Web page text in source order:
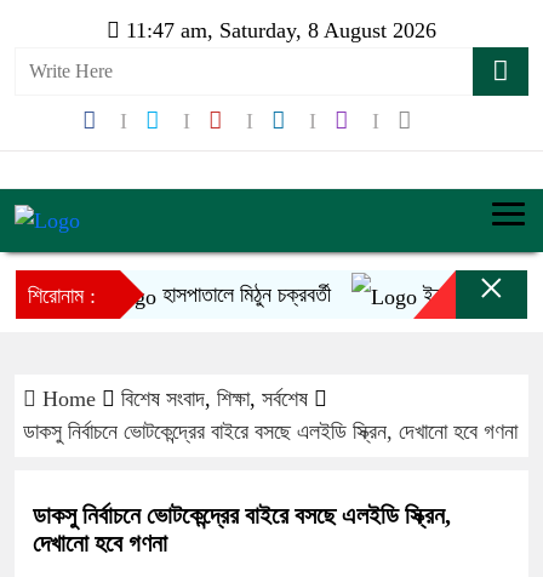
11:47 am, Saturday, 8 August 2026
শিরোনাম : হাসপাতালে মিঠুন চক্রবর্তী ইনফান্তিনোর×
Home বিশেষ সংবাদ, শিক্ষা, সর্বশেষ
ডাকসু নির্বাচনে ভোটকেন্দ্রের বাইরে বসছে এলইডি স্ক্রিন, দেখানো হবে গণনা
ডাকসু নির্বাচনে ভোটকেন্দ্রের বাইরে বসছে এলইডি স্ক্রিন,
দেখানো হবে গণনা